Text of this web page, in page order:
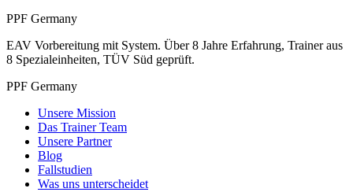
PPF Germany
EAV Vorbereitung mit System. Über 8 Jahre Erfahrung, Trainer aus
8 Spezialeinheiten, TÜV Süd geprüft.
PPF Germany
Unsere Mission
Das Trainer Team
Unsere Partner
Blog
Fallstudien
Was uns unterscheidet